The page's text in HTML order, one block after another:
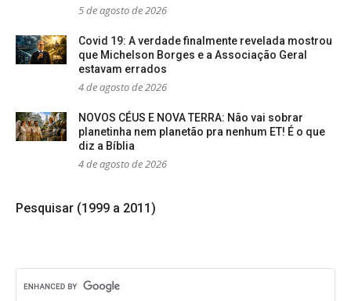
5 de agosto de 2026
Covid 19: A verdade finalmente revelada mostrou
que Michelson Borges e a Associação Geral
estavam errados
4 de agosto de 2026
NOVOS CÉUS E NOVA TERRA: Não vai sobrar
planetinha nem planetão pra nenhum ET! É o que
diz a Bíblia
4 de agosto de 2026
Pesquisar (1999 a 2011)